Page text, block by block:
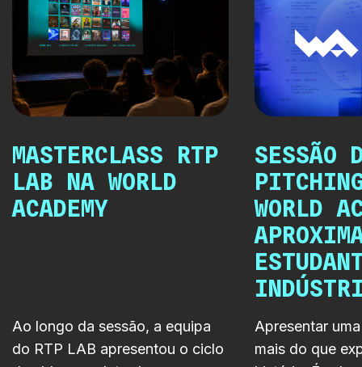
MASTERCLASS RTP
LAB NA WORLD
ACADEMY
Ao longo da sessão, a equipa
do RTP LAB apresentou o ciclo
SESSÃO
WORLD
Apresentar
mais do que